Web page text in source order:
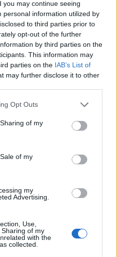
may continue seeing
personal information utilized by
to third parties prior to
opt-out of the further
by third parties on the
This information may
parties on the IAB’s List of
may further disclose it to other
app uses one or more Google
behaviour. You may click to
and its third-party tags to
purposes in below Google
Opt Outs
of my
of my
my
Advertising.
Use,
of my
with the
collected.
ΣΤΟ GOOGLE